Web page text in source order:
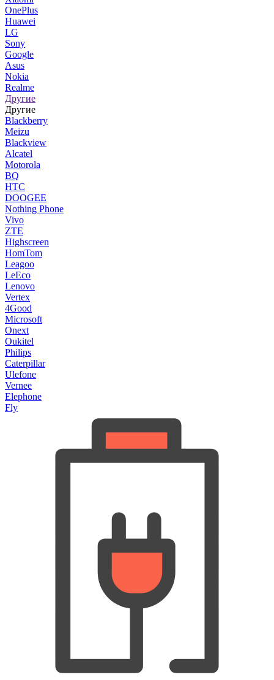
OnePlus
Huawei
LG
Sony
Google
Asus
Nokia
Realme
Другие
Другие
Blackberry
Meizu
Blackview
Alcatel
Motorola
BQ
HTC
DOOGEE
Nothing Phone
Vivo
ZTE
Highscreen
HomTom
Leagoo
LeEco
Lenovo
Vertex
4Good
Microsoft
Onext
Oukitel
Philips
Caterpillar
Ulefone
Vernee
Elephone
Fly